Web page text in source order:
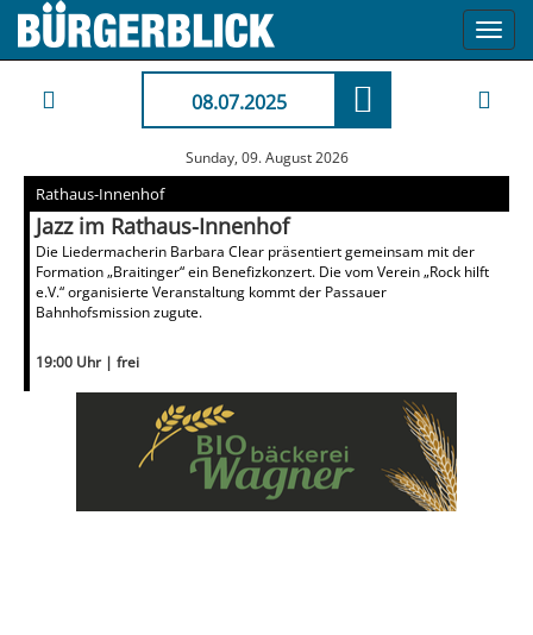
08.07.2025
Sunday, 09. August 2026
Rathaus-Innenhof
Jazz im Rathaus-Innenhof
Die Liedermacherin Barbara Clear präsentiert gemeinsam mit der
Formation „Braitinger“ ein Benefizkonzert. Die vom Verein „Rock hilft
e.V.“ organisierte Veranstaltung kommt der Passauer
Bahnhofsmission zugute.
19:00 Uhr | frei